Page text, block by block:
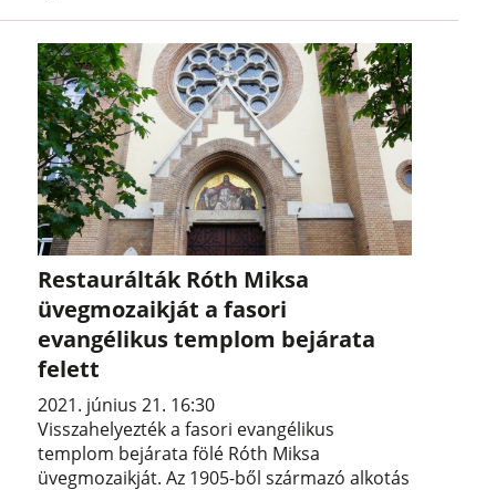
Restaurálták Róth Miksa
üvegmozaikját a fasori
evangélikus templom bejárata
felett
2021. június 21. 16:30
Visszahelyezték a fasori evangélikus
templom bejárata fölé Róth Miksa
üvegmozaikját. Az 1905-ből származó alkotás